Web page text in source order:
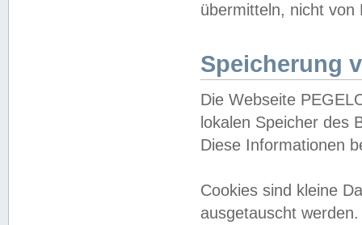
übermitteln, nicht von
Speicherung
Die Webseite
lokalen Speicher des
Diese Informationen
Cookies sind kleine
ausgetauscht